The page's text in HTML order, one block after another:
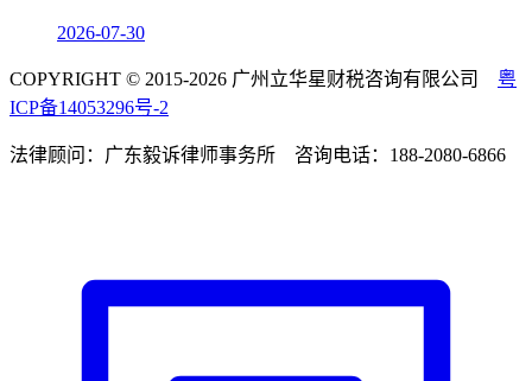
2026-07-30
COPYRIGHT © 2015-2026 广州立华星财税咨询有限公司 粤
ICP备14053296号-2
法律顾问：广东毅诉律师事务所 咨询电话：188-2080-6866